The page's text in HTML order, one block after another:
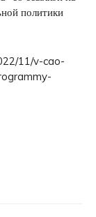
политики
11/v-cao-